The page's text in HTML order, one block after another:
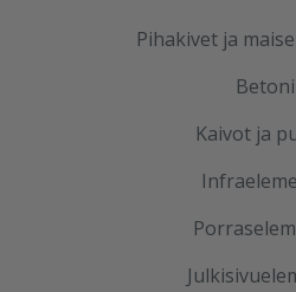
Pihakivet ja
Betoni
Kaivot ja